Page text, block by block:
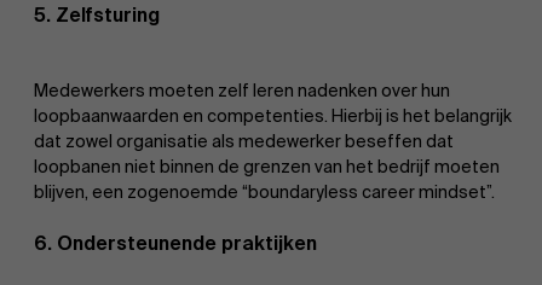
5. Zelfsturing
Medewerkers moeten zelf leren nadenken over hun
loopbaanwaarden en competenties. Hierbij is het belangrijk
dat zowel organisatie als medewerker beseffen dat
loopbanen niet binnen de grenzen van het bedrijf moeten
blijven, een zogenoemde “boundaryless career mindset”.
6. Ondersteunende praktijken